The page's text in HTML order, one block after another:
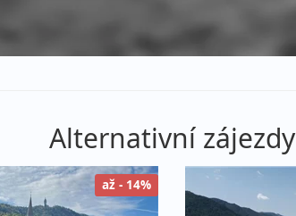
Alternativní zájezdy
až - 14%